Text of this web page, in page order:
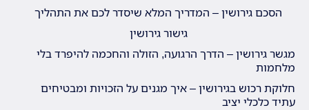
הסכם גירושין – המדריך המלא שיסדר לכם את התהליך
גישור גירושין
מגשר גירושין – הדרך הרגועה, הזולה והחכמה להיפרד בלי
מלחמות
חלוקת רכוש בגירושין – איך מגנים על הזכויות ומבטיחים
עתיד כלכלי יציב